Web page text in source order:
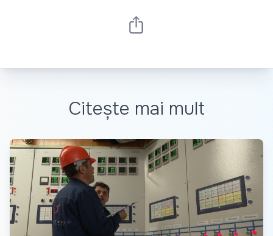
Citește mai mult